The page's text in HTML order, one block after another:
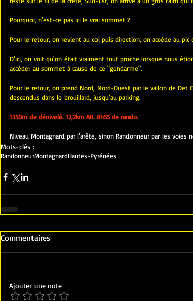
Pourquoi, n'est-ce pas ici le vrai sommet ?
Pour le retour, on revient au col puis direction, on accède au pic
D'ici, on voit qu'on était vraiment tout proche lorsque nous
accéder au sommet à cause de ce "gendarme".
Pour le retour, on prend Nord, Nord-Ouest par le vallon de Det
descendus dans le brouillard, jusqu'au parking.
1350m de dénivelé. 12,2km AR. 8h55 de rando.
Niveau Montagnard par l'arête, sinon Randonneur par les voies
Mots-clés :
RandonneurMontagnardHautes-Pyrénées
Commentaires
Ajouter une note